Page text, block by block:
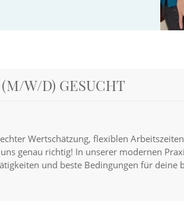
W/D) GESUCHT
Wertschätzung, flexiblen
genau richtig! In unserer modernen
und beste Bedingungen für deine